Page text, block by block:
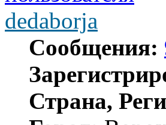
dedaborja
Сообщения:
Страна,